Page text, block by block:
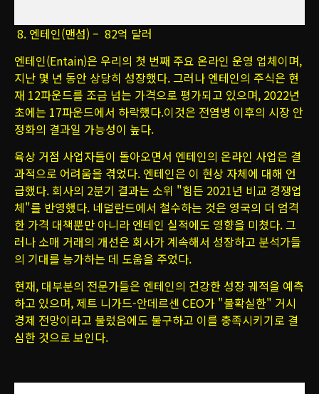
8. 엔테인(맨섬) – 82억 달러
엔테인(Entain)은 우리의 첫 번째 주요 온라인 운영 업체이며,
지난 몇 년 동안 상당히 성장했다. 그러나 엔테인의 주식은 현
재 12파운드를 조금 넘는 가격으로 평가되고 있으며, 2022년
초에는 17파운드에서 하락했다.이것은 전염병 이후의 시장 안
정화의 결과일 가능성이 높다.
육상 거점 사업자들이 돌아오면서 엔테인의 온라인 사업은 결
과적으로 어려움을 겪었다. 엔테인은 이 현상 자체에 대해 언
급했다. 회사의 2분기 결과는 소위 "힘든 2021년 비교 경쟁업
체"를 반영했다. 네덜란드에서 철수하는 것은 영국의 더 엄격
한 가격 대책뿐만 아니라 엔테인 실적에도 영향을 미쳤다. 그
러나 소매 거래의 개선은 회사가 계속해서 성장하고 분석가들
의 기대를 능가하는 데 도움을 주었다.
현재, 대부분의 전문가들은 엔테인의 건강한 성장 궤적을 예측
하고 있으며, 제트 니가드-안데르센 CEO가 "불확실한" 거시
경제 전망이라고 불렀음에도 불구하고 이를 충족시키기로 결
심한 것으로 보인다.